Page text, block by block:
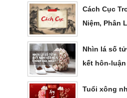
Cách Cục
Niệm, Phân
Nhìn lá số
kết hôn-
Tuổi xông